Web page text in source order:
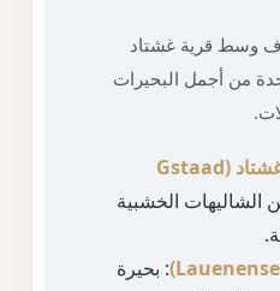
وسط قرية غشتاد
من أجمل البحيرات
شارع المشاة في غشتاد (Gstaad
الشاليهات الخشبية
: بحيرة